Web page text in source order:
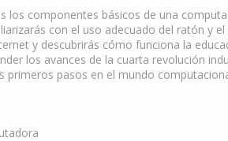
los componentes básicos de una
con el uso adecuado del ratón y
y descubrirás cómo funciona la
los avances de la cuarta revolución
primeros pasos en el mundo